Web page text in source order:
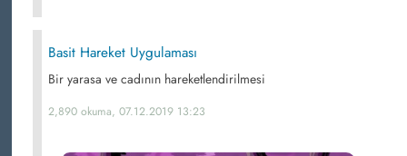
Basit Hareket Uygulaması
Bir yarasa ve cadının hareketlendirilmesi
2,890 okuma, 07.12.2019 13:23